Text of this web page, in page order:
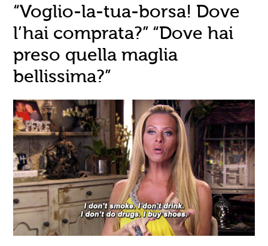
“Voglio-la-tua-borsa! Dove
l’hai comprata?” “Dove hai
preso quella maglia
bellissima?”